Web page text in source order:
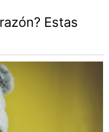
Estas